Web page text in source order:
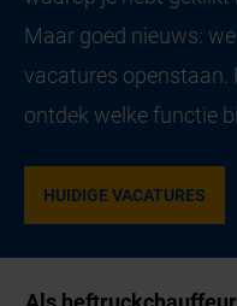
Maar goed nieuws:
vacatures openstaan.
ontdek welke functie
HUIDIGE VACATURES